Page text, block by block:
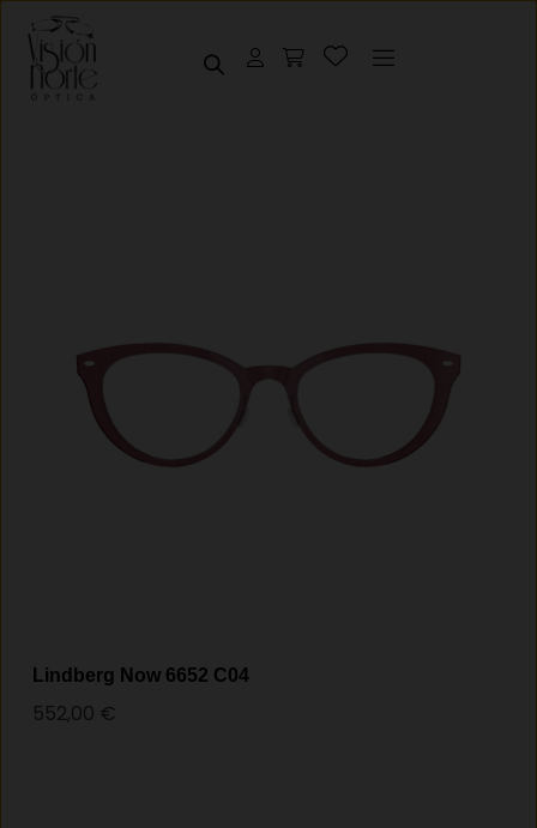
Lindberg Now 6652 C04
552,00 €